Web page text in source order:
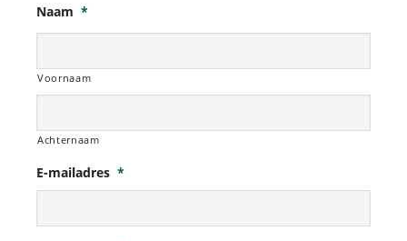
Naam *
Voornaam
Achternaam
E-mailadres *